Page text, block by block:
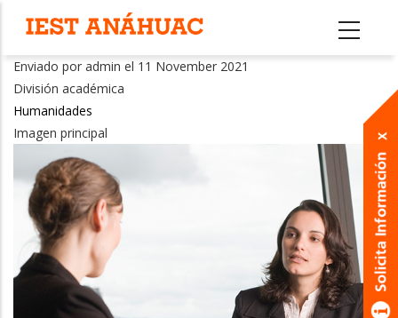
contenido
Enviado por admin el 11 November 2021
División académica
Humanidades
Imagen principal